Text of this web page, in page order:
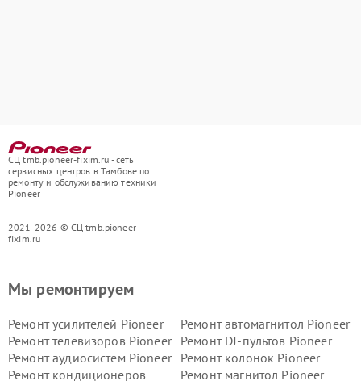
СЦ tmb.pioneer-fixim.ru - сеть
сервисных центров в Тамбове по
ремонту и обслуживанию техники
Pioneer
2021-2026 © СЦ tmb.pioneer-
fixim.ru
Мы ремонтируем
Ремонт усилителей Pioneer
Ремонт автомагнитол Pioneer
Ремонт телевизоров Pioneer
Ремонт DJ-пультов Pioneer
Ремонт аудиосистем Pioneer
Ремонт колонок Pioneer
Ремонт кондиционеров
Ремонт магнитол Pioneer